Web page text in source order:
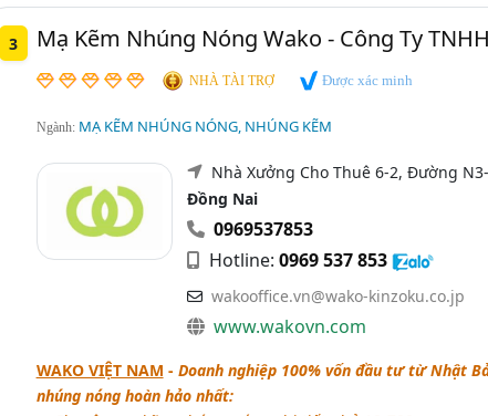
3 Mạ Kẽm Nhúng Nóng Wako - Công Ty
NHÀ TÀI TRỢ Được xác minh
Ngành: MẠ KẼM NHÚNG NÓNG, NHÚNG KẼM
Nhà Xưởng Cho Thuê 6-2, Đường
Đồng Nai
0969537853
Hotline: 0969 537 853
wakooffice.vn@wako-kinzoku.co.jp
www.wakovn.com
WAKO VIỆT NAM - Doanh nghiệp 100% vốn đầu tư từ Nhật
nhúng nóng hoàn hảo nhất: